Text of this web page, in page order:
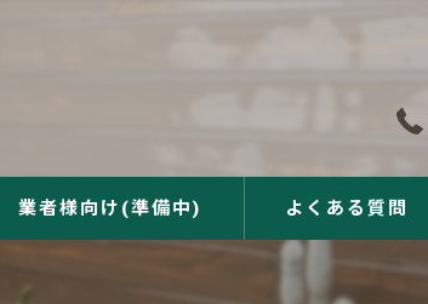
業者様向け(準備中) よくある質問